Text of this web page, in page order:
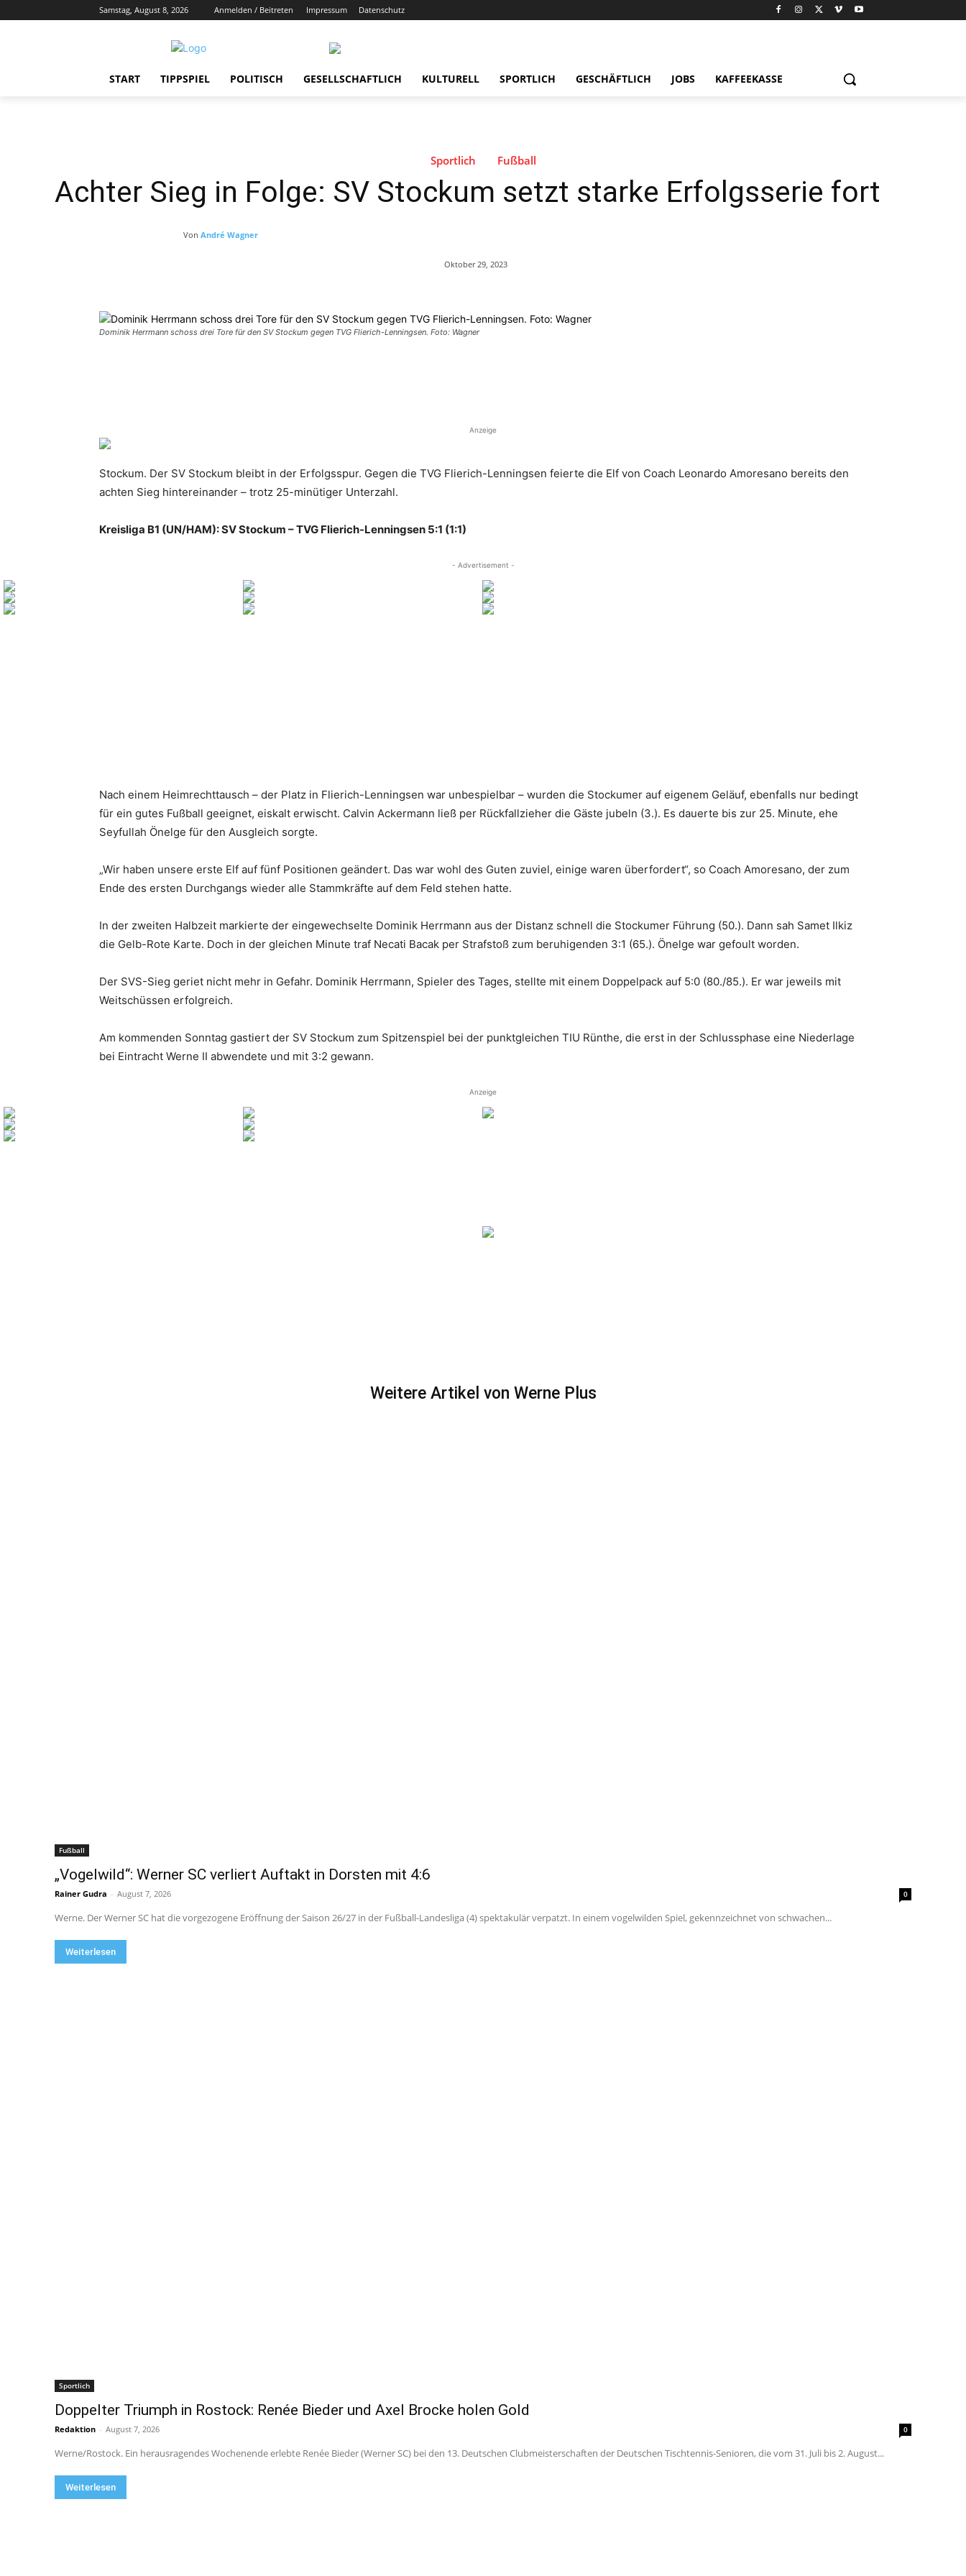
Samstag, August 8, 2026 Anmelden / Beitreten Impressum Datenschutz
START TIPPSPIEL POLITISCH GESELLSCHAFTLICH KULTURELL SPORTLICH GESCHÄFTLICH JOBS KAFFEEKASSE
Sportlich Fußball
Achter Sieg in Folge: SV Stockum setzt starke Erfolgsserie fort
Von André Wagner
Oktober 29, 2023
Dominik Herrmann schoss drei Tore für den SV Stockum gegen TVG Flierich-Lenningsen. Foto: Wagner
Anzeige
Stockum. Der SV Stockum bleibt in der Erfolgsspur. Gegen die TVG Flierich-Lenningsen feierte die Elf von Coach Leonardo Amoresano bereits den
achten Sieg hintereinander – trotz 25-minütiger Unterzahl.
Kreisliga B1 (UN/HAM): SV Stockum – TVG Flierich-Lenningsen 5:1 (1:1)
- Advertisement -
Nach einem Heimrechttausch – der Platz in Flierich-Lenningsen war unbespielbar – wurden die Stockumer auf eigenem Geläuf, ebenfalls nur bedingt
für ein gutes Fußball geeignet, eiskalt erwischt. Calvin Ackermann ließ per Rückfallzieher die Gäste jubeln (3.). Es dauerte bis zur 25. Minute, ehe
Seyfullah Önelge für den Ausgleich sorgte.
„Wir haben unsere erste Elf auf fünf Positionen geändert. Das war wohl des Guten zuviel, einige waren überfordert“, so Coach Amoresano, der zum
Ende des ersten Durchgangs wieder alle Stammkräfte auf dem Feld stehen hatte.
In der zweiten Halbzeit markierte der eingewechselte Dominik Herrmann aus der Distanz schnell die Stockumer Führung (50.). Dann sah Samet Ilkiz
die Gelb-Rote Karte. Doch in der gleichen Minute traf Necati Bacak per Strafstoß zum beruhigenden 3:1 (65.). Önelge war gefoult worden.
Der SVS-Sieg geriet nicht mehr in Gefahr. Dominik Herrmann, Spieler des Tages, stellte mit einem Doppelpack auf 5:0 (80./85.). Er war jeweils mit
Weitschüssen erfolgreich.
Am kommenden Sonntag gastiert der SV Stockum zum Spitzenspiel bei der punktgleichen TIU Rünthe, die erst in der Schlussphase eine Niederlage
bei Eintracht Werne II abwendete und mit 3:2 gewann.
Anzeige
Weitere Artikel von Werne Plus
Fußball
„Vogelwild“: Werner SC verliert Auftakt in Dorsten mit 4:6
Rainer Gudra - August 7, 2026 0
Werne. Der Werner SC hat die vorgezogene Eröffnung der Saison 26/27 in der Fußball-Landesliga (4) spektakulär verpatzt. In einem vogelwilden Spiel, gekennzeichnet von schwachen...
Weiterlesen
Sportlich
Doppelter Triumph in Rostock: Renée Bieder und Axel Brocke holen Gold
Redaktion - August 7, 2026 0
Werne/Rostock. Ein herausragendes Wochenende erlebte Renée Bieder (Werner SC) bei den 13. Deutschen Clubmeisterschaften der Deutschen Tischtennis-Senioren, die vom 31. Juli bis 2. August...
Weiterlesen